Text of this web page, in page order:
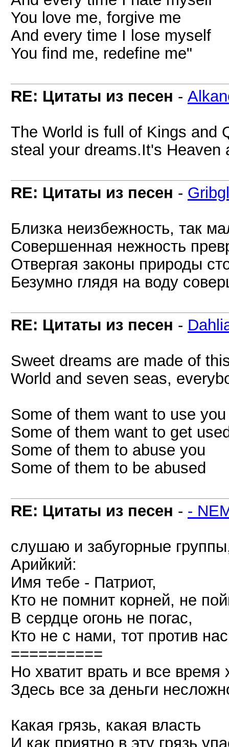
You love me, forgive me
And every time I lose myself
You find me, redefine me"
RE: Цитаты из песен -
The World is full of Kings and
steal your dreams.It's Heaven
RE: Цитаты из песен -
Близка неизбежность, так
Совершенная нежность
Отвергая законы природы
Безумно глядя на воду
RE: Цитаты из песен -
Sweet dreams are made of
World and seven seas,
Some of them want to use you
Some of them want to get
Some of them to abuse you
Some of them to be abused
RE: Цитаты из песен - -
слушаю и забугорные
Арийкий:
Имя тебе - Патриот,
Кто не помнит корней, не
В сердце огонь не погас,
Кто не с нами, тот против
==========
Но хватит врать и все время
Здесь все за деньги
Какая грязь, какая власть
И как приятно в эту грязь